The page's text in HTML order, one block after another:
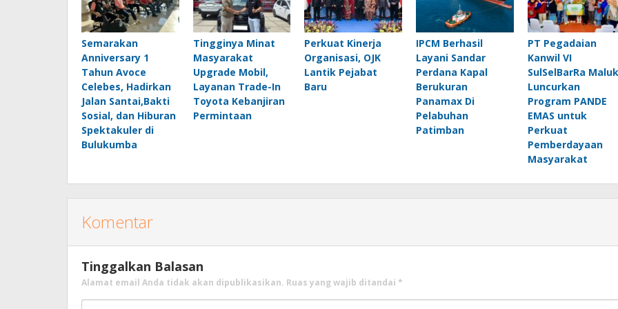
Semarakan
Anniversary 1
Tahun Avoce
Celebes, Hadirkan
Jalan Santai,Bakti
Sosial, dan Hiburan
Spektakuler di
Bulukumba
Tingginya Minat
Masyarakat
Upgrade Mobil,
Layanan Trade-In
Toyota Kebanjiran
Permintaan
Perkuat Kinerja
Organisasi, OJK
Lantik Pejabat
Baru
IPCM Berhasil
Layani Sandar
Perdana Kapal
Berukuran
Panamax Di
Pelabuhan
Patimban
PT Pegadaian
Kanwil VI
SulSelBarRa
Luncurkan
Program PANDE
EMAS untuk
Perkuat
Pemberdayaan
Masyarakat
Komentar
Tinggalkan Balasan
Alamat email Anda tidak akan dipublikasikan. Ruas yang wajib ditandai *